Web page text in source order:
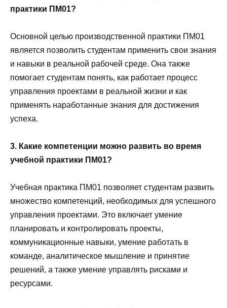
практики ПМ01?
Основной целью производственной практики ПМ01
является позволить студентам применить свои знания
и навыки в реальной рабочей среде. Она также
помогает студентам понять, как работает процесс
управления проектами в реальной жизни и как
применять наработанные знания для достижения
успеха.
3. Какие компетенции можно развить во время
учебной практики ПМ01?
Учебная практика ПМ01 позволяет студентам развить
множество компетенций, необходимых для успешного
управления проектами. Это включает умение
планировать и контролировать проекты,
коммуникационные навыки, умение работать в
команде, аналитическое мышление и принятие
решений, а также умение управлять рисками и
ресурсами.